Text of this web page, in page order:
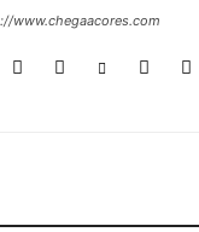
www.chegaacores.com